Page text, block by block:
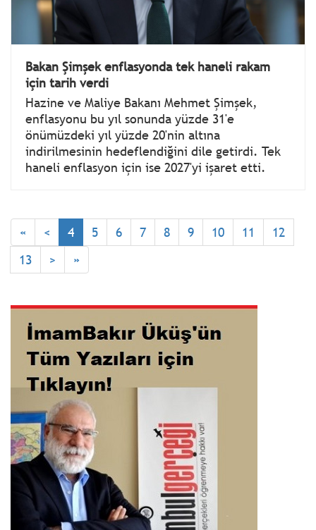
Bakan Şimşek enflasyonda tek haneli rakam
için tarih verdi
Hazine ve Maliye Bakanı Mehmet Şimşek,
enflasyonu bu yıl sonunda yüzde 31'e
önümüzdeki yıl yüzde 20'nin altına
indirilmesinin hedeflendiğini dile getirdi. Tek
haneli enflasyon için ise 2027'yi işaret etti.
« < 4 5 6 7 8 9 10 11
12
13
> »